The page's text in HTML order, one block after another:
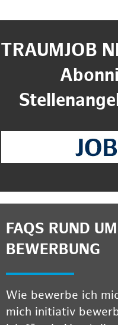
TRAUMJOB
FAQS RUND
BEWERBUNG
Wie bewerbe ich
mich initiativ